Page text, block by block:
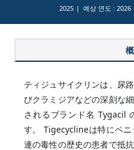
2025
예상 연도 : 2026
ティジュサイクリンは、尿
びクラミジアなどの深刻な
されるブランド名 Tygacil
す。 Tigecyclineは特にペ
連の毒性の歴史の患者で抵